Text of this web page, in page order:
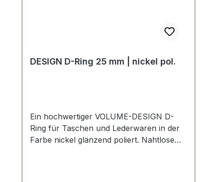
DESIGN D-Ring 25 mm | nickel pol.
Ein hochwertiger VOLUME-DESIGN D-
Ring für Taschen und Lederwaren in der
Farbe nickel glänzend poliert. Nahtlose